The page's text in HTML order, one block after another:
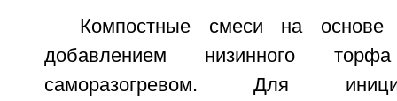
Компостные смеси на основе
добавлением низинного торфа
саморазогревом. Для